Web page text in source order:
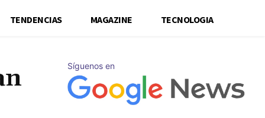
TENDENCIAS MAGAZINE TECNOLOGIA
Síguenos en